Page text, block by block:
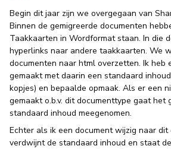
Begin dit jaar zijn we overgegaan van
Binnen de gemigreerde documenten
Taakkaarten in Wordformat staan. In die
hyperlinks naar andere taakkaarten. We
documenten naar html overzetten. Ik heb
gemaakt met daarin een standaard
kopjes) en bepaalde opmaak. Als er een
gemaakt o.b.v. dit documenttype gaat het
standaard inhoud meegenomen.
Echter als ik een document wijzig naar dit
verdwijnt de standaard inhoud en staat